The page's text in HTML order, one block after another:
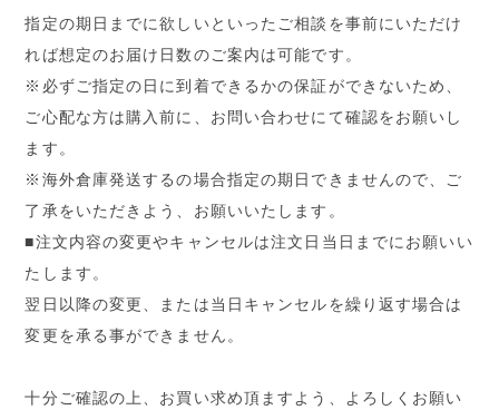
指定の期日までに欲しいといったご相談を事前にいただけ
れば想定のお届け日数のご案内は可能です。
※必ずご指定の日に到着できるかの保証ができないため、
ご心配な方は購入前に、お問い合わせにて確認をお願いし
ます。
※海外倉庫発送するの場合指定の期日できませんので、ご
了承をいただきよう、お願いいたします。
■注文内容の変更やキャンセルは注文日当日までにお願いい
たします。
翌日以降の変更、または当日キャンセルを繰り返す場合は
変更を承る事ができません。
十分ご確認の上、お買い求め頂ますよう、よろしくお願い